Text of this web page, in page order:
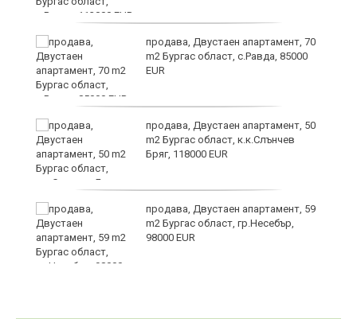
продава, Двустаен апартамент, 70
m2 Бургас област, с.Равда, 85000
EUR
продава, Двустаен апартамент, 50
m2 Бургас област, к.к.Слънчев
Бряг, 118000 EUR
продава, Двустаен апартамент, 59
m2 Бургас област, гр.Несебър,
98000 EUR